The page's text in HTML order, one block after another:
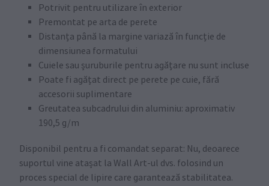
Potrivit pentru utilizare în exterior
Premontat pe arta de perete
Distanța până la margine variază în funcție de
dimensiunea formatului
Cuiele sau șuruburile pentru agățare nu sunt incluse
Poate fi agățat direct pe perete pe cuie, fără
accesorii suplimentare
Greutatea subcadrului din aluminiu: aproximativ
190,5 g/m
Disponibil pentru a fi comandat separat: Nu, deoarece
suportul vine atașat la Wall Art-ul dvs. folosind un
proces special de lipire care garantează stabilitatea.